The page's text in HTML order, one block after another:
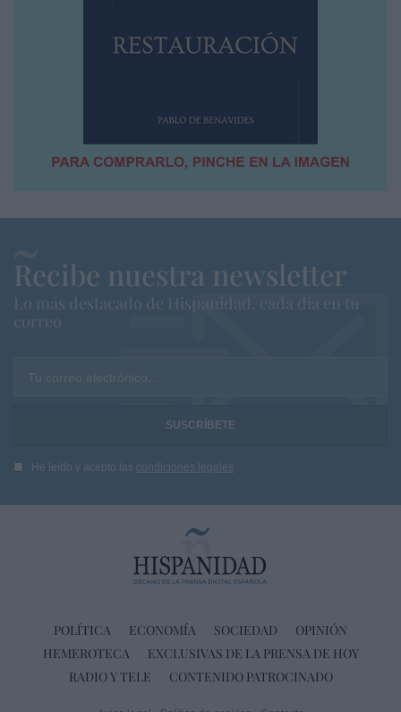
Recibe nuestra newsletter
Lo más destacado de Hispanidad, cada dia en tu
correo
Tu correo electrónico...
He leído y acepto las condiciones legales
POLÍTICA ECONOMÍA SOCIEDAD
OPINIÓN
HEMEROTECA
EXCLUSIVAS DE LA PRENSA DE HOY
RADIO Y TELE
CONTENIDO PATROCINADO